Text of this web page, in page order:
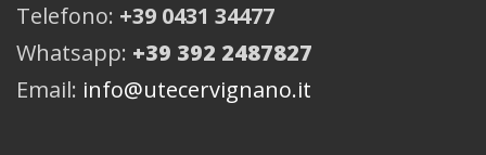
Telefono: +39 0431 34477
Whatsapp: +39 392 2487827
Email: info@utecervignano.it